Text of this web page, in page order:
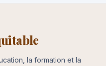
la formation et la